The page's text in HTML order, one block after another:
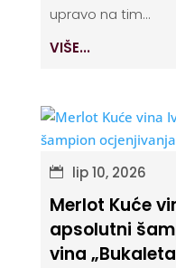
upravo na tim...
VIŠE...
lip 10, 2026
Merlot Kuće
apsolutni
vina